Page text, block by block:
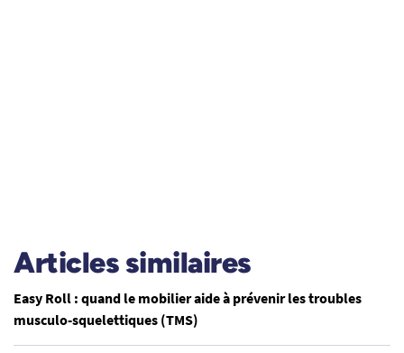
Articles similaires
Easy Roll : quand le mobilier aide à prévenir les troubles
musculo-squelettiques (TMS)